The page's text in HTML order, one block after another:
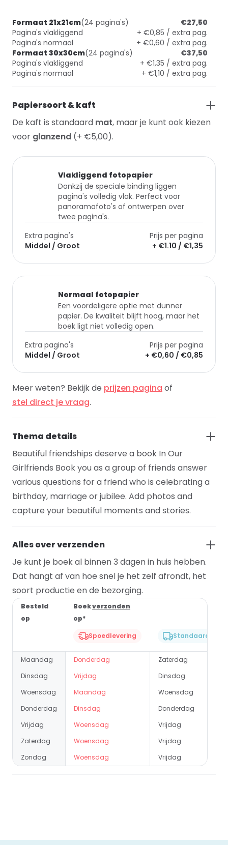
Formaat 21x21cm(24 pagina's)
€27,50
Pagina's vlakliggend
+ €0,85 / extra pag.
Pagina's normaal
+ €0,60 / extra pag.
Formaat 30x30cm(24 pagina's)
€37,50
Pagina's vlakliggend
+ €1,35 / extra pag.
Pagina's normaal
+ €1,10 / extra pag.
Papiersoort & kaft
De kaft is standaard mat, maar je kunt ook kiezen
voor glanzend (+ €5,00).
Vlakliggend fotopapier
Dankzij de speciale binding liggen
pagina's volledig vlak. Perfect voor
panoramafoto's of ontwerpen over
twee pagina's.
Extra pagina's
Prijs per pagina
Middel / Groot
+ €1.10 / €1,35
Normaal fotopapier
Een voordeligere optie met dunner
papier. De kwaliteit blijft hoog, maar het
boek ligt niet volledig open.
Extra pagina's
Prijs per pagina
Middel / Groot
+ €0,60 / €0,85
Meer weten? Bekijk de prijzen pagina of
stel direct je vraag.
Thema details
Beautiful friendships deserve a book In Our
Girlfriends Book you as a group of friends answer
various questions for a friend who is celebrating a
birthday, marriage or jubilee. Add photos and
capture your beautiful moments and stories.
Alles over verzenden
Je kunt je boek al binnen 3 dagen in huis hebben.
Dat hangt af van hoe snel je het zelf afrondt, het
soort productie en de bezorging.
Besteld
op
Boekverzonden
op*
Spoedlevering
Standaard
Maandag Donderdag
Zaterdag
Dinsdag
Vrijdag
Dinsdag
Woensdag
Maandag
Woensdag
Donderdag
Dinsdag
Donderdag
Vrijdag
Woensdag
Vrijdag
Zaterdag
Woensdag
Vrijdag
Zondag
Woensdag Vrijdag